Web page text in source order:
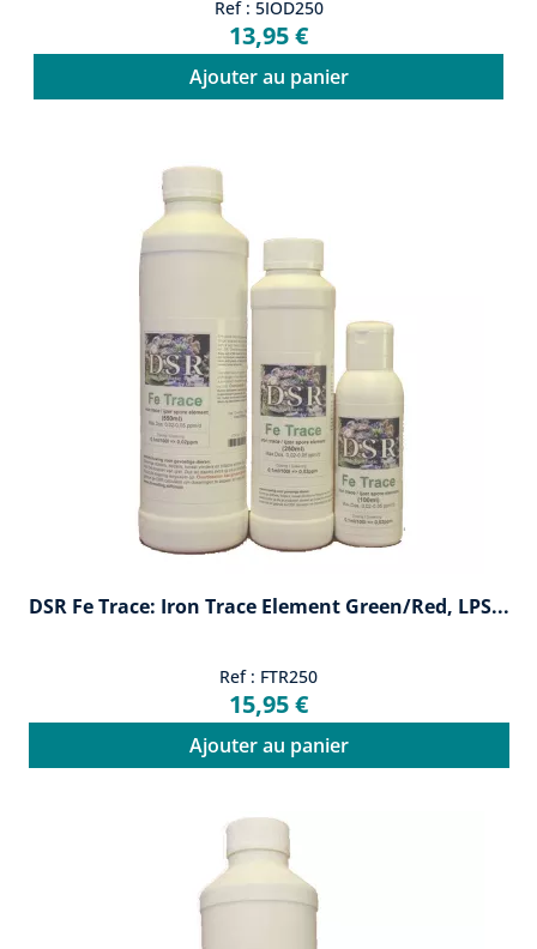
Ref : 5IOD250
13,95 €
Ajouter au panier
DSR Fe Trace: Iron Trace Element Green/red, LPS...
Ref : FTR250
15,95 €
Ajouter au panier